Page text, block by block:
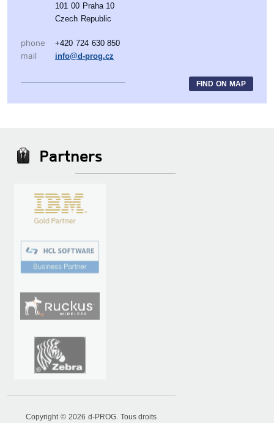
101 00 Praha 10
Czech Republic
phone +420 724 630 850
mail info@d-prog.cz
FIND ON MAP
Partners
Copyright © 2026 d-PROG. Tous droits